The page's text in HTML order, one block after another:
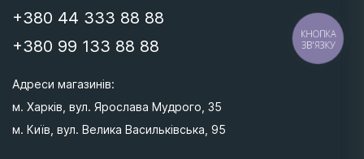
+380 44 333 88 88
+380 99 133 88 88
Адреси магазинів:
м. Харків, вул. Ярослава Мудрого, 35
м. Київ, вул. Велика Васильківська, 95
КНОПКА
ЗВ'ЯЗКУ